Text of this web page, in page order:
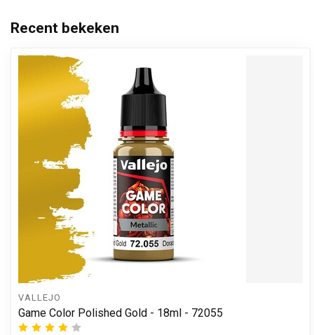
Recent bekeken
VALLEJO
Game Color Polished Gold - 18ml - 72055